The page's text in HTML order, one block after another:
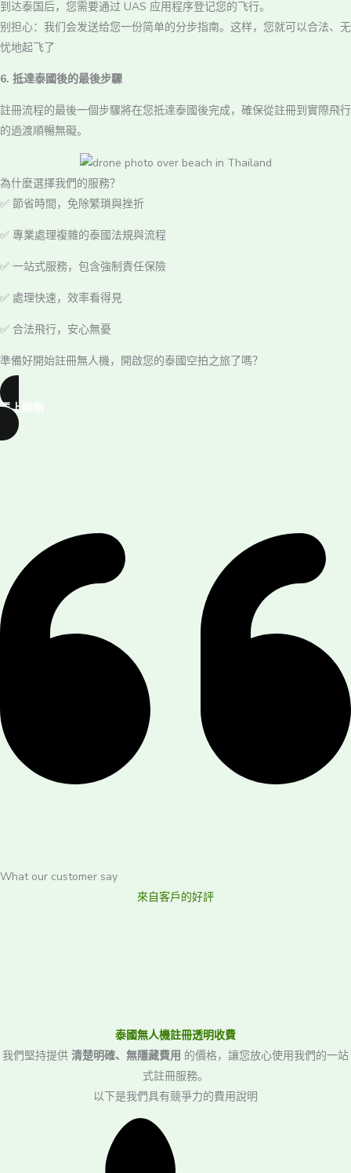
到达泰国后，您需要通过 UAS 应用程序登记您的飞行。
别担心：我们会发送给您一份简单的分步指南。这样，您就可以合法、无
忧地起飞了
6. 抵達泰國後的最後步驟
註冊流程的最後一個步驟將在您抵達泰國後完成，確保從註冊到實際飛行
的過渡順暢無礙。
為什麼選擇我們的服務？
✅ 節省時間，免除繁瑣與挫折
✅ 專業處理複雜的泰國法規與流程
✅ 一站式服務，包含強制責任保險
✅ 處理快速，效率看得見
✅ 合法飛行，安心無憂
準備好開始註冊無人機，開啟您的泰國空拍之旅了嗎？
馬上開始
What our customer say
來自客戶的好評
泰國無人機註冊透明收費
我們堅持提供 清楚明確、無隱藏費用 的價格，讓您放心使用我們的一站
式註冊服務。
以下是我們具有競爭力的費用說明